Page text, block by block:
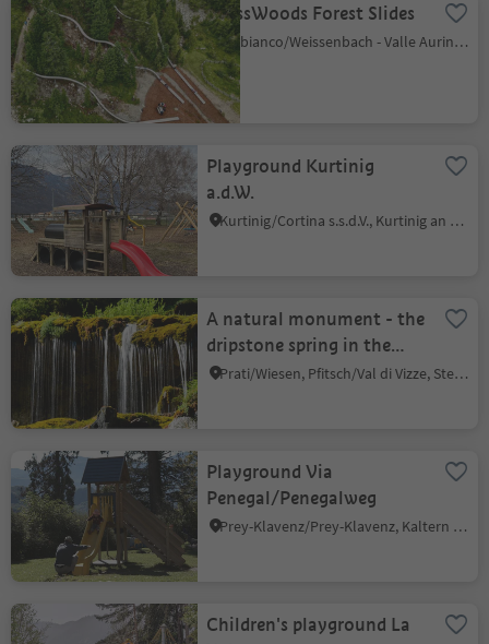
CrossWoods Forest Slides
Riobianco/Weissenbach - Valle Aurina/Ahrntal, Sand in Taufers/Campo Tures, Ahrntal/Valle Aurina
Playground Kurtinig
a.d.W.
Kurtinig/Cortina s.s.d.V., Kurtinig an der Weinstraße/Cortina sulla Strada del Vino, Alto Adige Wine Road
A natural monument - the
dripstone spring in the
Burgum valley
Prati/Wiesen, Pfitsch/Val di Vizze, Sterzing/Vipiteno and environs
Playground Via
Penegal/Penegalweg
Prey-Klavenz/Prey-Klavenz, Kaltern an der Weinstraße/Caldaro sulla Strada del Vino, Alto Adige Wine Road
Children's playground La